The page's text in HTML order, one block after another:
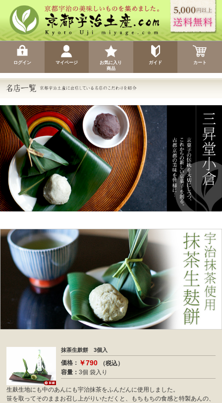
ログイン マイページ
お気に入り
商品
ガイド カート
抹茶生麸餅 3個入
価格： ￥790
（税込）
容量：3個 袋入り
生麸生地にも中のあんにも宇治抹茶をふんだんに使用しました。
笹を取ってそのままお召し上がりいただくと、もちもちの食感と特製あんの、